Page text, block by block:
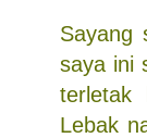
Sayang
saya ini
terletak
Lebak